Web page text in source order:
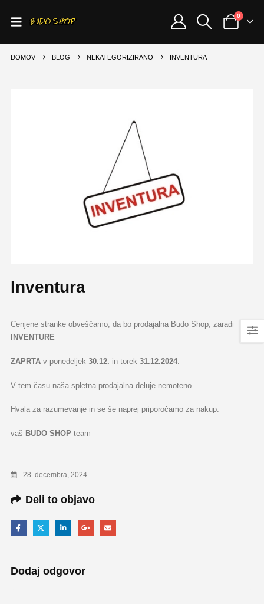
0
DOMOV BLOG NEKATEGORIZIRANO INVENTURA
Inventura
Cenjene stranke obveščamo, da bo prodajalna Budo Shop, zaradi
INVENTURE
ZAPRTAv ponedeljek 30.12. in torek 31.12.2024.
V tem času naša spletna prodajalna deluje nemoteno.
Hvala za razumevanje in se še naprej priporočamo za nakup.
vaš BUDO SHOP team
28. decembra, 2024
Deli to objavo
Dodaj odgovor